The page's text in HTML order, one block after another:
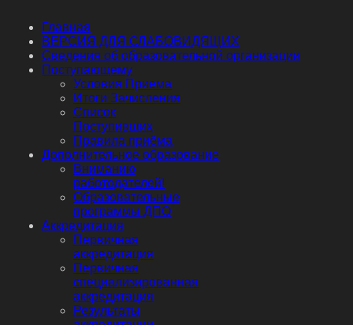
Главная
ВЕРСИЯ ДЛЯ СЛАБОВИДЯЩИХ
Сведения об образовательной организации
Поступающему
Условия Приема
Итоги Зачисления
Список
Поступивших
Правила приёма
Дополнительное образование
Вниманию
работодателей!
Образовательные
программы ДПО
Аккредитация
Первичная
аккредитация
Первичная
специализированная
аккредитация
Результаты